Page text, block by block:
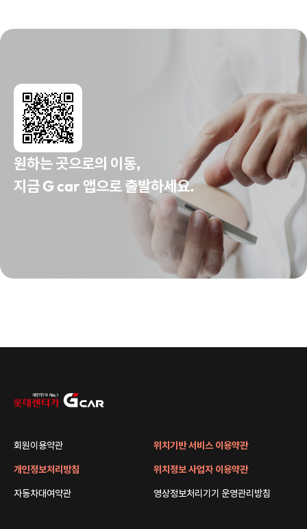
원하는 곳으로의 이동,
지금 G car 앱으로 출발하세요.
회원이용약관
개인정보처리방침
자동차대여약관
위치기반 서비스 이용약관
위치정보 사업자 이용약관
영상정보처리기기 운영관리방침